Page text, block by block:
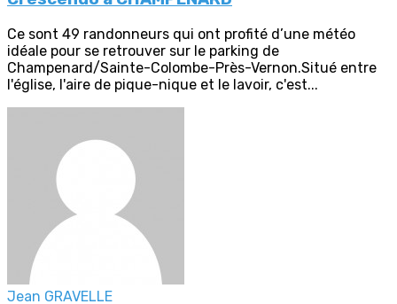
Ce sont 49 randonneurs qui ont profité d’une météo
idéale pour se retrouver sur le parking de
Champenard/Sainte-Colombe-Près-Vernon.Situé entre
l'église, l'aire de pique-nique et le lavoir, c'est...
Jean GRAVELLE